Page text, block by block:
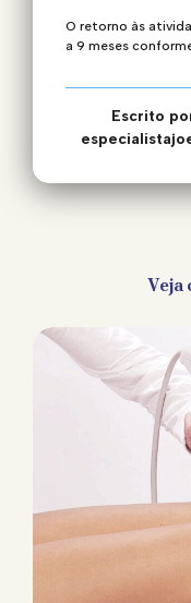
O retorno às
a 9 meses
Escrito
Veja